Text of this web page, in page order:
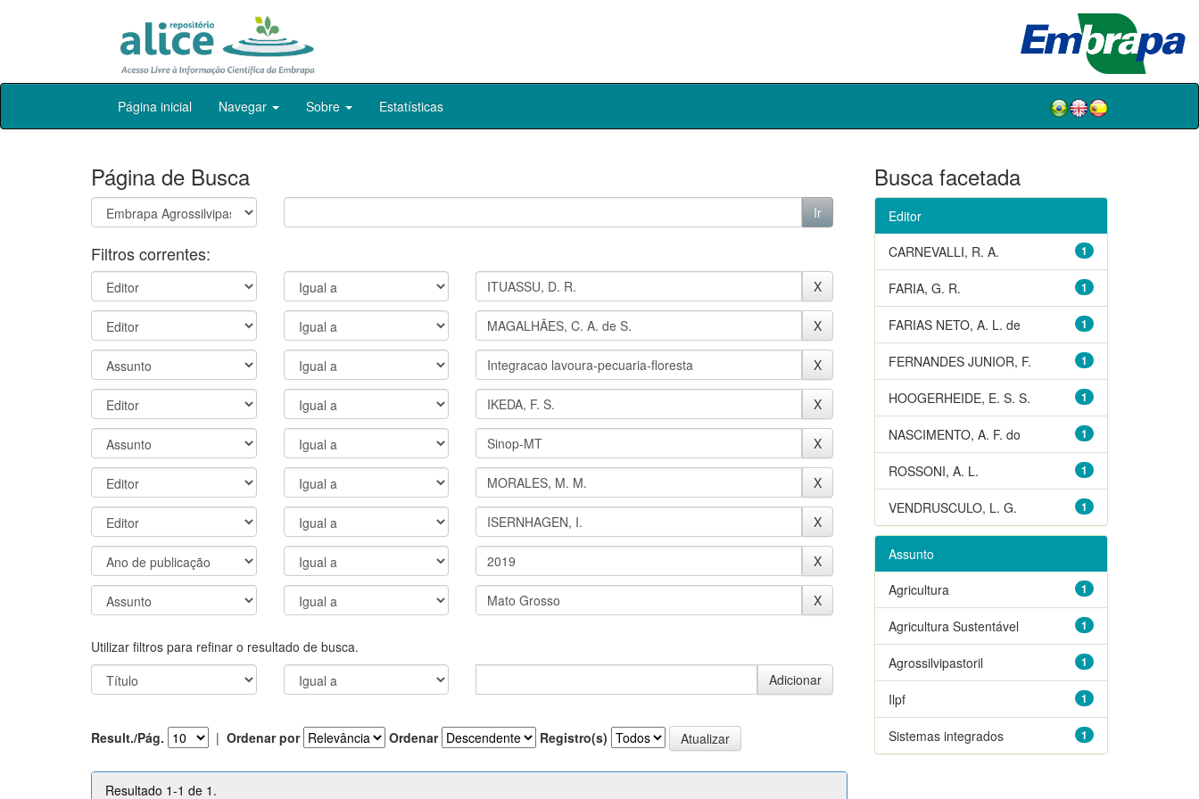
Skip
Página inicial Navegar Sobre Estatísticas
Página de Busca
Filtros correntes:
Utilizar filtros para refinar o resultado de busca.
Result./Pág. | Ordenar por Ordenar Registro(s)
Resultado 1-1 de 1.
Busca facetada
Editor
1
CARNEVALLI, R. A.
1
FARIA, G. R.
1
FARIAS NETO, A. L. de
1
FERNANDES JUNIOR, F.
1
HOOGERHEIDE, E. S. S.
1
NASCIMENTO, A. F. do
1
ROSSONI, A. L.
1
VENDRUSCULO, L. G.
Assunto
1
Agricultura
1
Agricultura Sustentável
1
Agrossilvipastoril
1
Ilpf
1
Sistemas integrados